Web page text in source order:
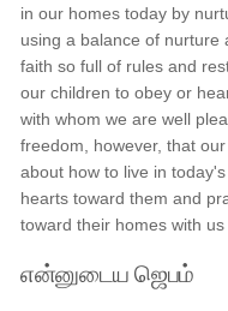
in our homes today by
using a balance of
faith so full of rules and
our children to obey or
with whom we are well
freedom, however, that
about how to live in
hearts toward them and
toward their homes with
என்னுடைய ஜெபம்